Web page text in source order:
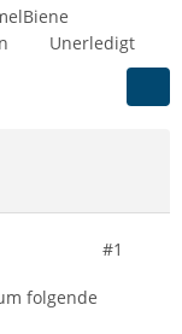
Unerledigt
#1
folgende